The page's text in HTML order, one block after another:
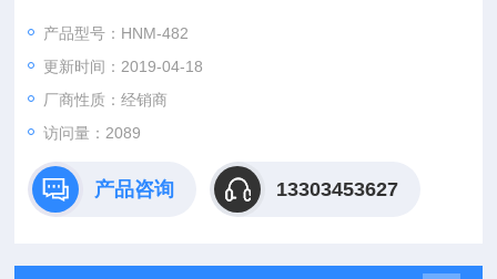
产品型号：HNM-482
更新时间：2019-04-18
厂商性质：经销商
访问量：2089
产品咨询 13303453627